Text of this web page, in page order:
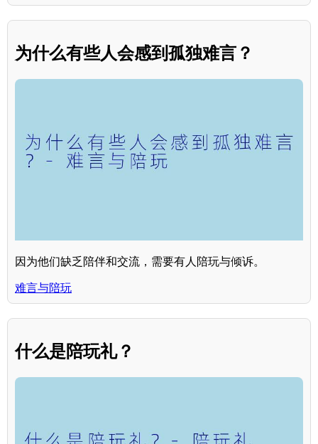
为什么有些人会感到孤独难言？
因为他们缺乏陪伴和交流，需要有人陪玩与倾诉。
难言与陪玩
什么是陪玩礼？